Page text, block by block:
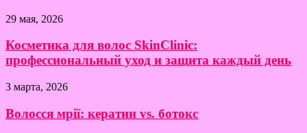
29 мая, 2026
Косметика для волос SkinClinic:
профессиональный уход и защита каждый день
3 марта, 2026
Волосся мрії: кератин vs. ботокс